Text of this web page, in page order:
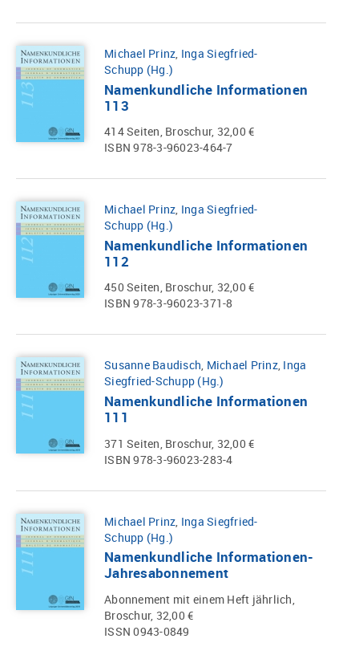
Michael Prinz, Inga Siegfried-
Schupp (Hg.)
Namenkundliche Informationen
113
414 Seiten, Broschur, 32,00 €
ISBN 978-3-96023-464-7
Michael Prinz, Inga Siegfried-
Schupp (Hg.)
Namenkundliche Informationen
112
450 Seiten, Broschur, 32,00 €
ISBN 978-3-96023-371-8
Susanne Baudisch, Michael Prinz, Inga
Siegfried-Schupp (Hg.)
Namenkundliche Informationen
111
371 Seiten, Broschur, 32,00 €
ISBN 978-3-96023-283-4
Michael Prinz Inga Siegfried-
Schupp (Hg.)
Namenkundliche Informationen-
Jahresabonnement
Abonnement mit einem Heft jährlich,
Broschur, 32,00 €
ISSN 0943-0849